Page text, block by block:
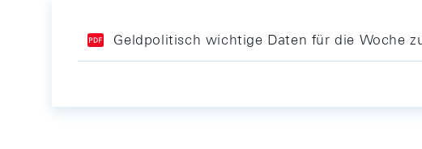
Geldpolitisch wichtige Daten für die Woche